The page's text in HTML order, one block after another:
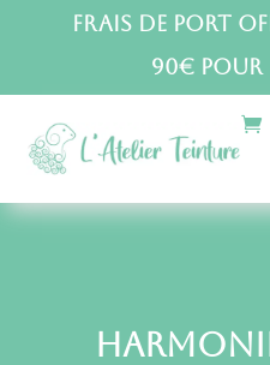
Frais de port
90€ pour